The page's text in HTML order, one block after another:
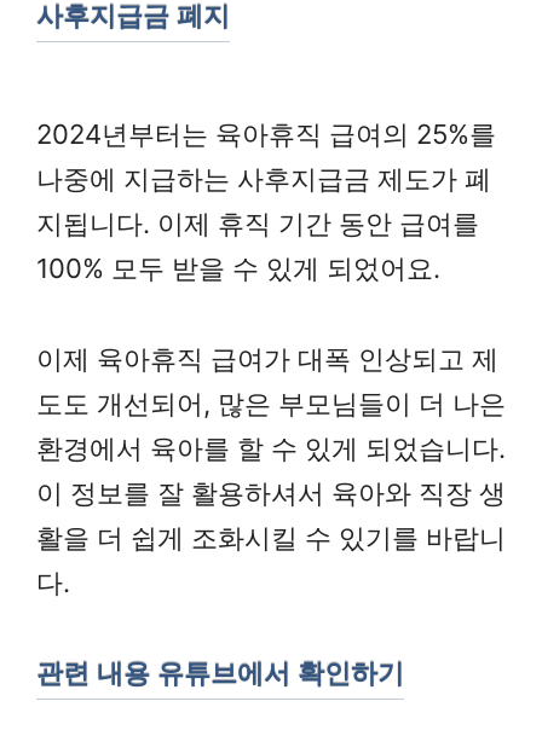
사후지급금 폐지
2024년부터는 육아휴직 급여의 25%를
나중에 지급하는 사후지급금 제도가 폐
지됩니다. 이제 휴직 기간 동안 급여를
100% 모두 받을 수 있게 되었어요.
이제 육아휴직 급여가 대폭 인상되고 제
도도 개선되어, 많은 부모님들이 더 나은
환경에서 육아를 할 수 있게 되었습니다.
이 정보를 잘 활용하셔서 육아와 직장 생
활을 더 쉽게 조화시킬 수 있기를 바랍니
다.
관련 내용 유튜브에서 확인하기